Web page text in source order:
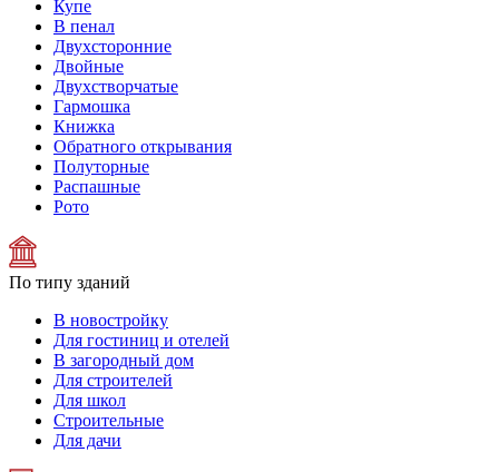
Купе
В пенал
Двухсторонние
Двойные
Двухстворчатые
Гармошка
Книжка
Обратного открывания
Полуторные
Распашные
Рото
По типу зданий
В новостройку
Для гостиниц и отелей
В загородный дом
Для строителей
Для школ
Строительные
Для дачи